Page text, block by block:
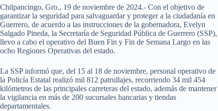
Chilpancingo, Gro., 19 de noviembre de 2024.- Con el objetivo de
garantizar la seguridad para salvaguardar y proteger a la ciudadanía en
Guerrero, de acuerdo a las instrucciones de la gobernadora, Evelyn
Salgado Pineda, la Secretaría de Seguridad Pública de Guerrero (SSP),
llevo a cabo el operativo del Buen Fin y Fin de Semana Largo en las
ocho Regiones Operativas del estado.
La SSP informó que, del 15 al 18 de noviembre, personal operativo de
la Policía Estatal realizó mil 812 patrullajes, recorriendo 34 mil 454
kilómetros de las principales carreteras del estado, además de mantener
la vigilancia en más de 200 sucursales bancarias y tiendas
departamentales.